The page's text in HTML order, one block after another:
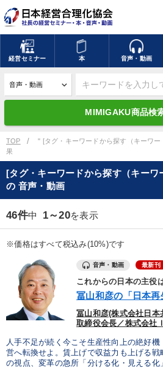
経営セミナー 本 音声・動画
MIMIGAKU商品検
キーワードを入力して探す
デジタル版対応のみ検索結果に表
search 上記の条件
mic 講演収録物を探す
ます
カテゴリー
優秀各社の智恵と戦略 事業家のロ
若手異才経営者の発想 専門家のア
TOP
" [タグ・キーワードから探す（キーワ
果
[タグ・キーワードから探す（キーワ
の 音声・動画
46件中 1～20を表示
※価格はすべて税込み(10%)です
音声・動画 最新刊
これからの日本の主役
冨山和彦の「日本再
冨山和彦(株式会社日
取締役会長／株式会
人手不足が続く今こそ生産性向上の絶好
営へ転換せよ。賃上げで収益力も上げる
の視点、変革の急所「分ける化・見える化